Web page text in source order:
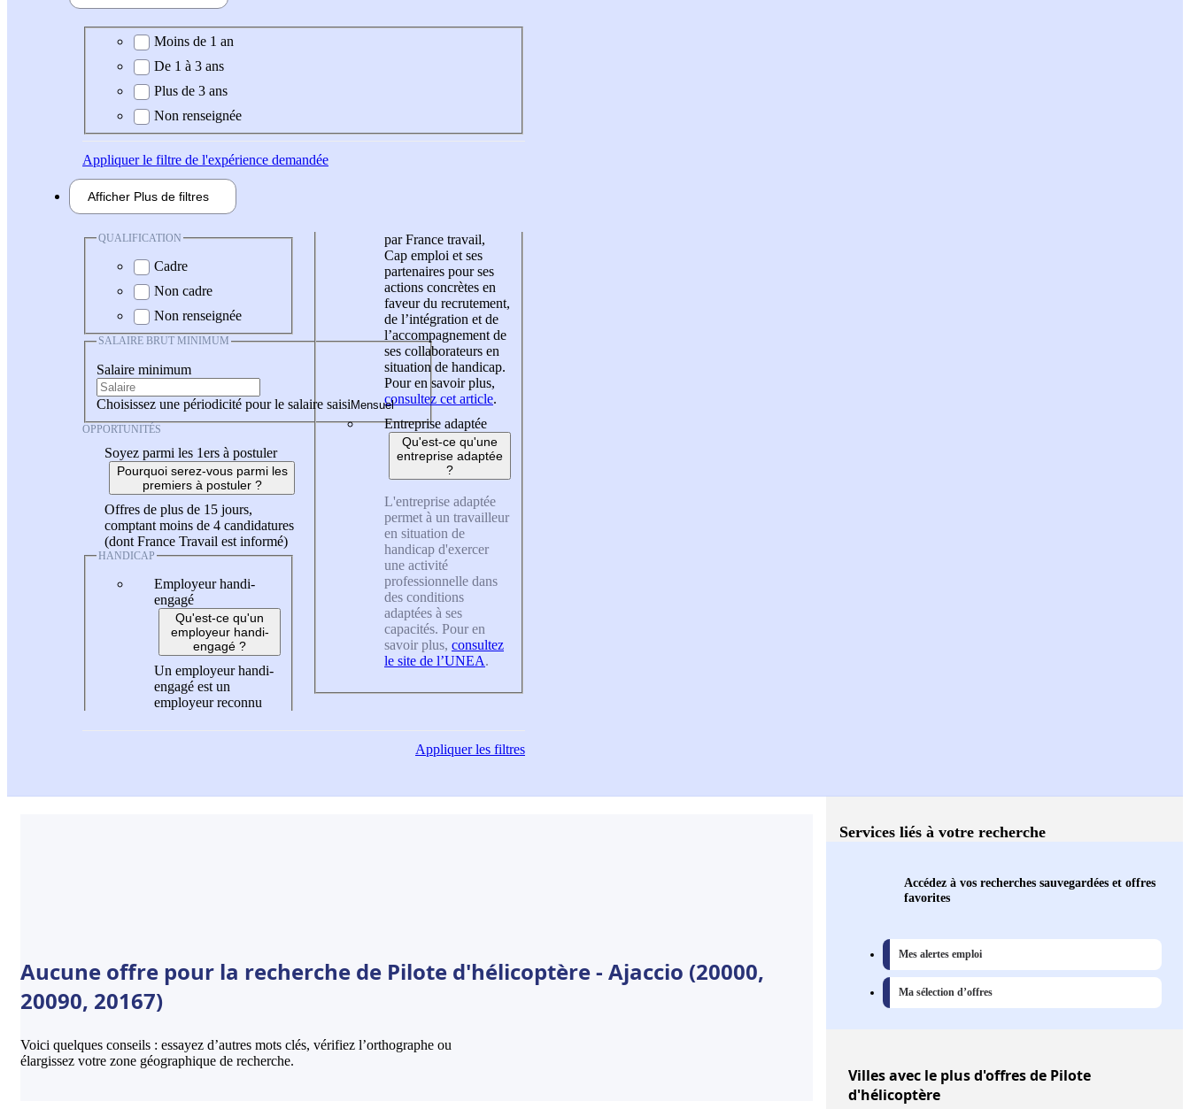
Expérience demandée
Moins de 1 an
De 1 à 3 ans
Plus de 3 ans
Non renseignée
Appliquerle filtre de l'expérience demandée
Afficher Plus de filtres
QUALIFICATION
Cadre
Non cadre
Non renseignée
SALAIRE BRUT MINIMUM
Salaire minimum
Choisissez une périodicité pour le salaire saisi
OPPORTUNITÉS
Soyez parmi les 1ers à postuler
Pourquoi serez-vous parmi les
premiers à postuler ?
Offres de plus de 15 jours,
comptant moins de 4 candidatures
(dont France Travail est informé)
HANDICAP
Employeur handi-
engagé
Qu'est-ce qu'un
employeur handi-
engagé ?
Un employeur handi-
engagé est un
employeur reconnu
par France travail,
Cap emploi et ses
partenaires pour ses
actions concrètes en
faveur du recrutement,
de l’intégration et de
l’accompagnement de
ses collaborateurs en
situation de handicap.
Pour en savoir plus,
consultez cet article.
Entreprise adaptée
Qu'est-ce qu'une
entreprise adaptée
?
L'entreprise adaptée
permet à un travailleur
en situation de
handicap d'exercer
une activité
professionnelle dans
des conditions
adaptées à ses
capacités. Pour en
savoir plus, consultez
le site de l’UNEA.
Appliquerles filtres
Aucune offre pour la recherche de Pilote d'hélicoptère - Ajaccio (20000,
20090, 20167)
Voici quelques conseils : essayez d’autres mots clés, vérifiez l’orthographe ou
élargissez votre zone géographique de recherche.
Services liés à votre recherche
Accédez à vos recherches sauvegardées et offres
favorites
Mes alertes emploi
Ma sélection d’offres
Villesavec le plus d'offres de Pilote
d'hélicoptère